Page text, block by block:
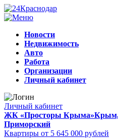
Новости
Недвижимость
Авто
Работа
Организации
Личный кабинет
Личный кабинет
ЖК «Просторы Крыма»Крым,
Приморский
Квартиры от 5 645 000 рублей